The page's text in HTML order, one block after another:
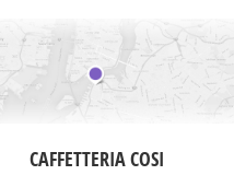
CAFFETTERIA COSI